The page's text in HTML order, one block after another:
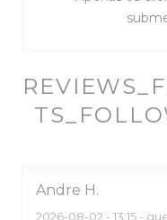
Andre H
2026-08-02 - 13:15 -